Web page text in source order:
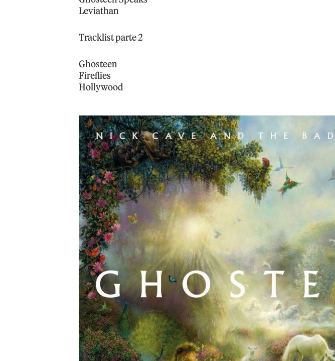
Leviathan
Tracklist parte 2
Ghosteen
Fireflies
Hollywood